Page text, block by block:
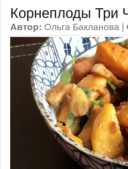
Корнеплоды Три
Автор: Ольга Бакланова |